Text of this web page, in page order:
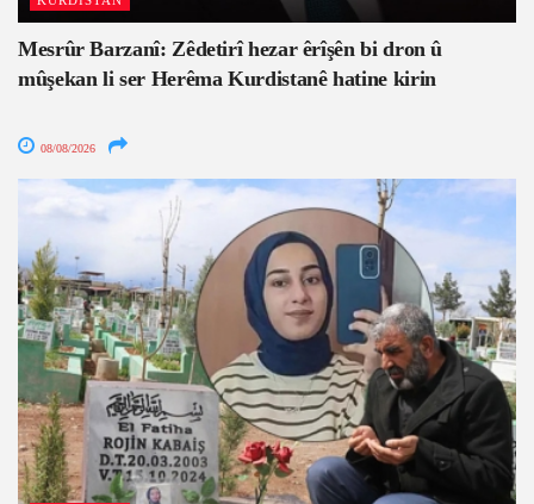
Mesrûr Barzanî: Zêdetirî hezar êrîşên bi dron û
mûşekan li ser Herêma Kurdistanê hatine kirin
08/08/2026